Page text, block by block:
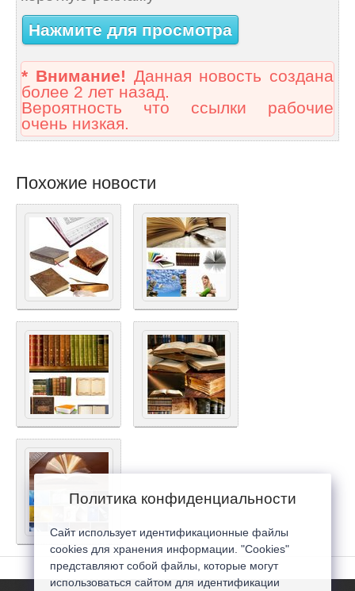
Нажмите для просмотра
* Внимание! Данная новость создана
более 2 лет назад.
Вероятность что ссылки рабочие
очень низкая.
Похожие новости
Политика конфиденциальности
Сайт использует идентификационные файлы
cookies для хранения информации. "Cookies"
представляют собой файлы, которые могут
использоваться сайтом для идентификации